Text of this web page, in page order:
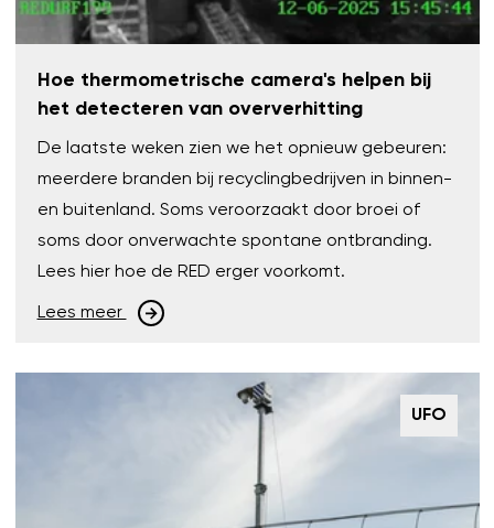
Hoe thermometrische camera's helpen bij
het detecteren van oververhitting
De laatste weken zien we het opnieuw gebeuren:
meerdere branden bij recyclingbedrijven in binnen-
en buitenland. Soms veroorzaakt door broei of
soms door onverwachte spontane ontbranding.
Lees hier hoe de RED erger voorkomt.
Lees meer
UFO